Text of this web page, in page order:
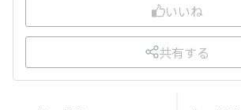
いいね
共有する